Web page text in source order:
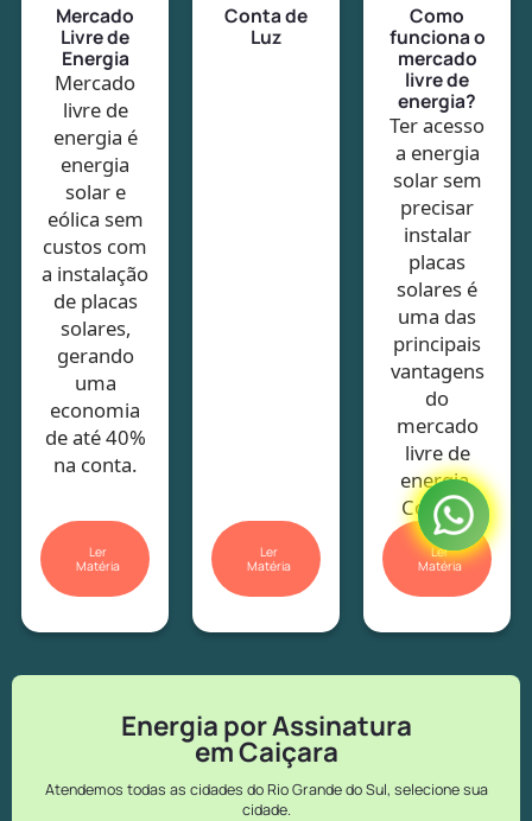
Mercado
Livre de
Energia
Mercado
livre de
energia é
energia
solar e
eólica sem
custos com
a instalação
de placas
solares,
gerando
uma
economia
de até 40%
na conta.
Ler
Matéria
Conta de
Luz
Ler
Matéria
Como
funciona o
mercado
livre de
energia?
Ter acesso
a energia
solar sem
precisar
instalar
placas
solares é
uma das
principais
vantagens
do
mercado
livre de
energia.
Confira!
Ler
Matéria
Energia por Assinatura
em Caiçara
Atendemos todas as cidades do Rio Grande do Sul, selecione sua
cidade.